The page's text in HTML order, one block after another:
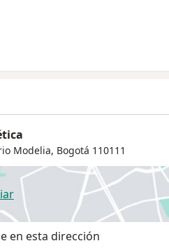
Modelia, Bogotá 110111
abre en una nueva pestaña
en esta dirección